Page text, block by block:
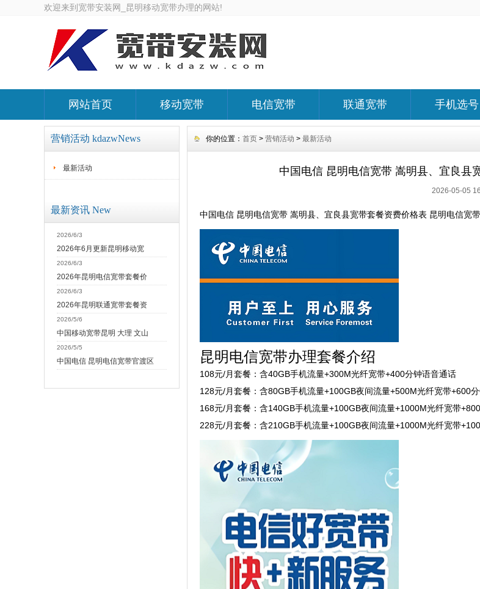
欢迎来到宽带安装网_昆明移动宽带办理的网站!
网站首页 移动宽带 电信宽带 联通宽带 手机选号
营销活动 kdazwNews
最新活动
最新资讯 New
2026/6/3
2026年6月更新昆明移动宽
2026/6/3
2026年昆明电信宽带套餐价
2026/6/3
2026年昆明联通宽带套餐资
2026/5/6
中国移动宽带昆明 大理 文山
2026/5/5
中国电信 昆明电信宽带官渡区
你的位置： 首页 > 营销活动 > 最新活动
中国电信 昆明电信宽带 嵩明县、宜良县
2026-05-05
中国电信 昆明电信宽带 嵩明县、宜良县宽带套餐资费价格表 昆明电信宽
昆明电信宽带办理套餐介绍
108元/月套餐：含40GB手机流量+300M光纤宽带+400分钟语音通话
128元/月套餐：含80GB手机流量+100GB夜间流量+500M光纤宽带+600
168元/月套餐：含140GB手机流量+100GB夜间流量+1000M光纤宽带
228元/月套餐：含210GB手机流量+100GB夜间流量+1000M光纤宽带